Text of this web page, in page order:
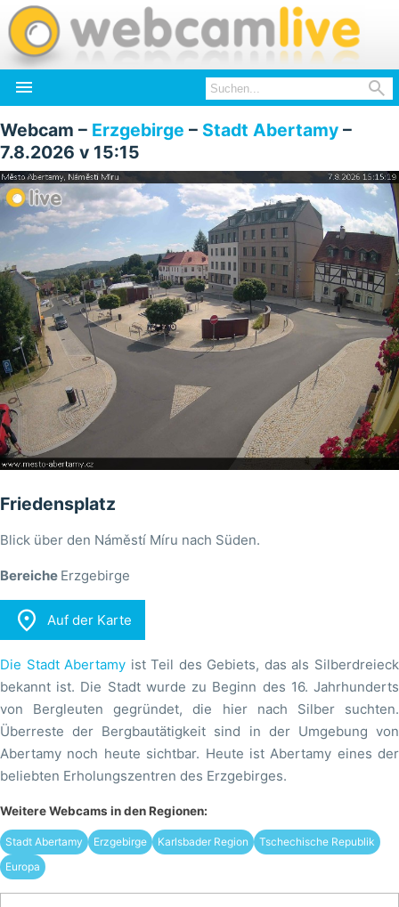
 
Webcam – Erzgebirge – Stadt Abertamy –
7.8.2026 v 15:15
Friedensplatz
Blick über den Náměstí Míru nach Süden.
Bereiche Erzgebirge
 Auf der Karte
Die Stadt Abertamy ist Teil des Gebiets, das als Silberdreieck
bekannt ist. Die Stadt wurde zu Beginn des 16. Jahrhunderts
von Bergleuten gegründet, die hier nach Silber suchten.
Überreste der Bergbautätigkeit sind in der Umgebung von
Abertamy noch heute sichtbar. Heute ist Abertamy eines der
beliebten Erholungszentren des Erzgebirges.
Weitere Webcams in den Regionen:
Stadt Abertamy Erzgebirge Karlsbader Region
Tschechische Republik
Europa